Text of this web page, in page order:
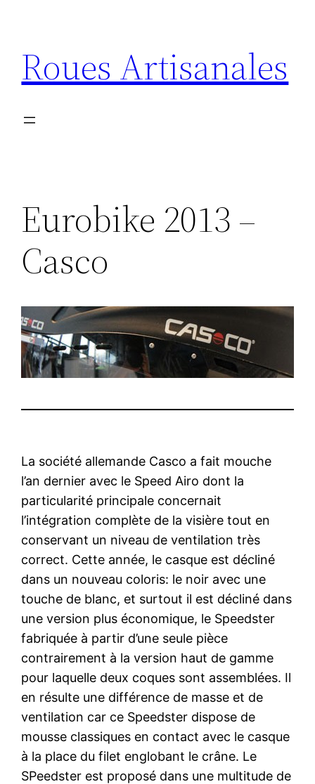
contenu
Roues Artisanales
Eurobike 2013 –
Casco
La société allemande Casco a fait mouche
l’an dernier avec le Speed Airo dont la
particularité principale concernait
l’intégration complète de la visière tout en
conservant un niveau de ventilation très
correct. Cette année, le casque est décliné
dans un nouveau coloris: le noir avec une
touche de blanc, et surtout il est décliné dans
une version plus économique, le Speedster
fabriquée à partir d’une seule pièce
contrairement à la version haut de gamme
pour laquelle deux coques sont assemblées. Il
en résulte une différence de masse et de
ventilation car ce Speedster dispose de
mousse classiques en contact avec le casque
à la place du filet englobant le crâne. Le
SPeedster est proposé dans une multitude de